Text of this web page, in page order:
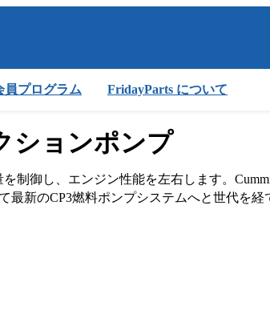
員プログラム FridayParts について
ションポンプ
制御し、エンジン性能を左右します。
新のCP3燃料ポンプシステムへと世代を